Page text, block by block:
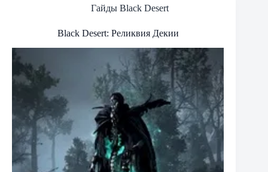
Гайды Black Desert
Black Desert: Реликвия Декии